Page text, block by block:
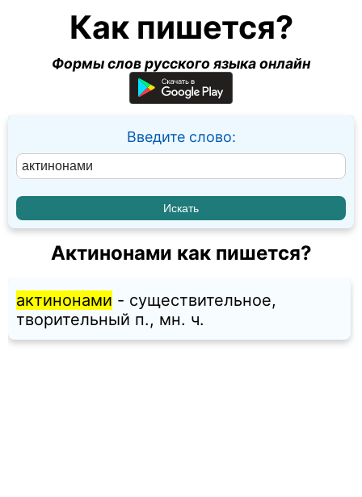
Как пишется?
Формы слов русского языка онлайн
Введите слово:
Актинонами как пишется?
актинонами - существительное,
творительный п., мн. ч.